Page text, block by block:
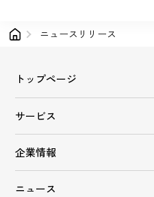
ニュースリリース
トップページ
サービス
企業情報
ニュース